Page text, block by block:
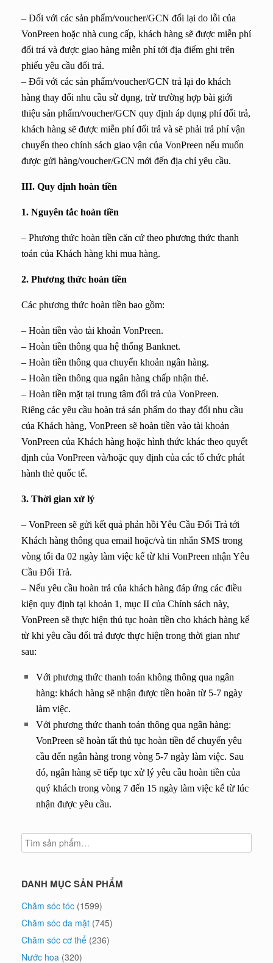
– Đối với các sản phẩm/voucher/GCN đổi lại do lỗi của
VonPreen hoặc nhà cung cấp, khách hàng sẽ được miễn phí
đổi trả và được giao hàng miễn phí tới địa điểm ghi trên
phiếu yêu cầu đổi trả.
– Đối với các sản phẩm/voucher/GCN trả lại do khách
hàng thay đổi nhu cầu sử dụng, trừ trường hợp bài giới
thiệu sản phẩm/voucher/GCN quy định áp dụng phí đổi trả,
khách hàng sẽ được miễn phí đổi trả và sẽ phải trả phí vận
chuyển theo chính sách giao vận của VonPreen nếu muốn
được gửi hàng/voucher/GCN mới đến địa chỉ yêu cầu.
III. Quy định hoàn tiền
1. Nguyên tắc hoàn tiền
– Phương thức hoàn tiền căn cứ theo phương thức thanh
toán của Khách hàng khi mua hàng.
2. Phương thức hoàn tiền
Các phương thức hoàn tiền bao gồm:
– Hoàn tiền vào tài khoản VonPreen.
– Hoàn tiền thông qua hệ thống Banknet.
– Hoàn tiền thông qua chuyển khoản ngân hàng.
– Hoàn tiền thông qua ngân hàng chấp nhận thẻ.
– Hoàn tiền mặt tại trung tâm đổi trả của VonPreen.
Riêng các yêu cầu hoàn trả sản phẩm do thay đổi nhu cầu
của Khách hàng, VonPreen sẽ hoàn tiền vào tài khoản
VonPreen của Khách hàng hoặc hình thức khác theo quyết
định của VonPreen và/hoặc quy định của các tổ chức phát
hành thẻ quốc tế.
3. Thời gian xử lý
– VonPreen sẽ gửi kết quả phản hồi Yêu Cầu Đổi Trả tới
Khách hàng thông qua email hoặc/và tin nhắn SMS trong
vòng tối đa 02 ngày làm việc kể từ khi VonPreen nhận Yêu
Cầu Đổi Trả.
– Nếu yêu cầu hoàn trả của khách hàng đáp ứng các điều
kiện quy định tại khoản 1, mục II của Chính sách này,
VonPreen sẽ thực hiện thủ tục hoàn tiền cho khách hàng kể
từ khi yêu cầu đổi trả được thực hiện trong thời gian như
sau:
Với phương thức thanh toán không thông qua ngân
hàng: khách hàng sẽ nhận được tiền hoàn từ 5-7 ngày
làm việc.
Với phương thức thanh toán thông qua ngân hàng:
VonPreen sẽ hoàn tất thủ tục hoàn tiền để chuyển yêu
cầu đến ngân hàng trong vòng 5-7 ngày làm việc. Sau
đó, ngân hàng sẽ tiếp tục xử lý yêu cầu hoàn tiền của
quý khách trong vòng 7 đến 15 ngày làm việc kể từ lúc
nhận được yêu cầu.
DANH MỤC SẢN PHẨM
Chăm sóc tóc (1599)
Chăm sóc da mặt (745)
Chăm sóc cơ thể (236)
Nước hoa (320)